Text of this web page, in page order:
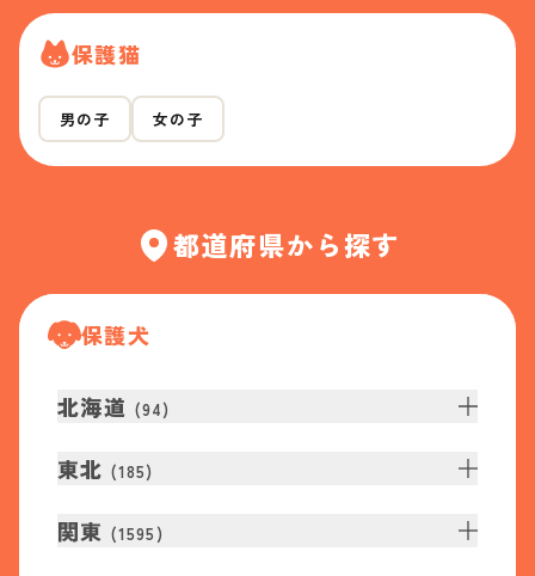
保護猫
男の子 女の子
都道府県から探す
保護犬
北海道 (94)
東北 (185)
関東 (1595 )